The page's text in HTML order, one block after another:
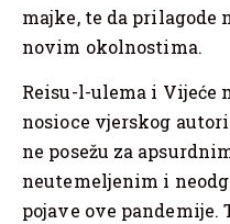
majke, te da prilagode
novim okolnostima.
Reisu-l-ulema i Vijeće
nosioce vjerskog
ne posežu za
neutemeljenim i
pojave ove pandemije.